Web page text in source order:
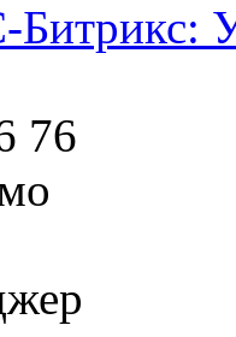
Битрикс:
76